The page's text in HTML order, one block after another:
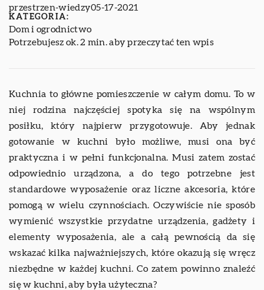
przestrzen-wiedzy05-17-2021
KATEGORIA:
Dom i ogrodnictwo
Potrzebujesz ok. 2 min. aby przeczytać ten wpis
Kuchnia to główne pomieszczenie w całym domu. To w
niej rodzina najczęściej spotyka się na wspólnym
posiłku, który najpierw przygotowuje. Aby jednak
gotowanie w kuchni było możliwe, musi ona być
praktyczna i w pełni funkcjonalna. Musi zatem zostać
odpowiednio urządzona, a do tego potrzebne jest
standardowe wyposażenie oraz liczne akcesoria, które
pomogą w wielu czynnościach. Oczywiście nie sposób
wymienić wszystkie przydatne urządzenia, gadżety i
elementy wyposażenia, ale a całą pewnością da się
wskazać kilka najważniejszych, które okazują się wręcz
niezbędne w każdej kuchni. Co zatem powinno znaleźć
się w kuchni, aby była użyteczna?